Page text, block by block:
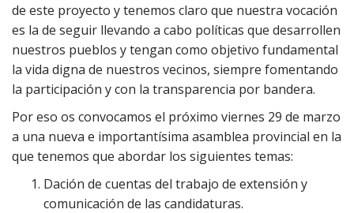
de este proyecto y tenemos claro que nuestra vocación
es la de seguir llevando a cabo políticas que desarrollen
nuestros pueblos y tengan como objetivo fundamental
la vida digna de nuestros vecinos, siempre fomentando
la participación y con la transparencia por bandera.
Por eso os convocamos el próximo viernes 29 de marzo
a una nueva e importantísima asamblea provincial en la
que tenemos que abordar los siguientes temas:
Dación de cuentas del trabajo de extensión y
comunicación de las candidaturas.